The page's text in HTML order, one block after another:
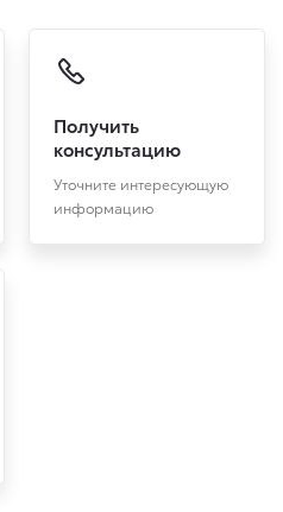
Получить
консультацию
Уточните интересующую
информацию